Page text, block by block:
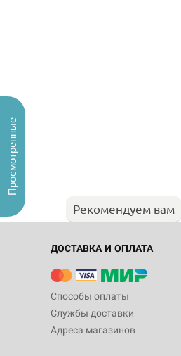
Рекомендуем вам
ДОСТАВКА И ОПЛАТА
Способы оплаты
Службы доставки
Адреса магазинов
Просмотренные